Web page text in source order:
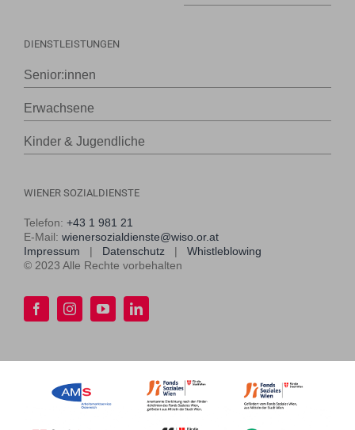
DIENSTLEISTUNGEN
Senior:innen
Erwachsene
Kinder & Jugendliche
WIENER SOZIALDIENSTE
Telefon: +43 1 981 21
E-Mail: wienersozialdienste@wiso.or.at
Impressum | Datenschutz | Whistleblowing
© 2023 Alle Rechte vorbehalten